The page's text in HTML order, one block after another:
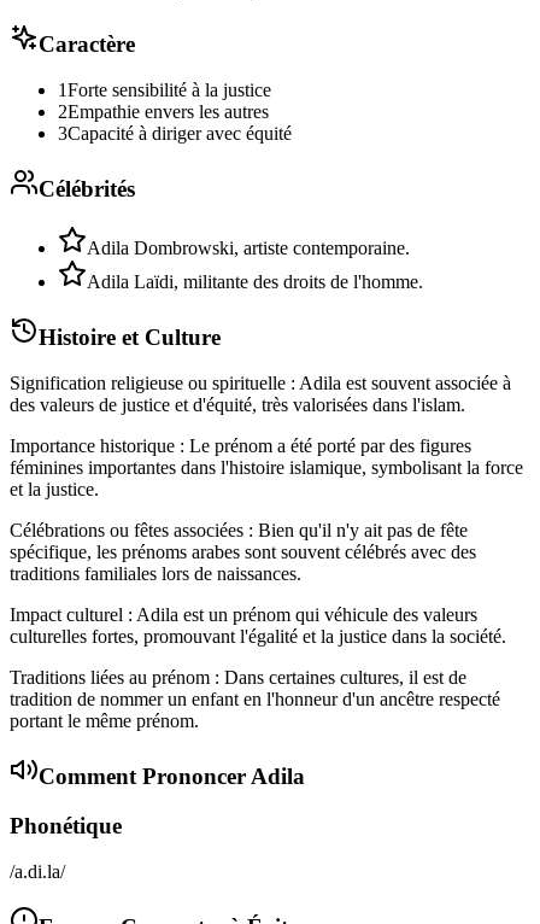
Caractère
1Forte sensibilité à la justice
2Empathie envers les autres
3Capacité à diriger avec équité
Célébrités
Adila Dombrowski, artiste contemporaine.
Adila Laïdi, militante des droits de l'homme.
Histoire et Culture
Signification religieuse ou spirituelle : Adila est souvent associée à
des valeurs de justice et d'équité, très valorisées dans l'islam.
Importance historique : Le prénom a été porté par des figures
féminines importantes dans l'histoire islamique, symbolisant la force
et la justice.
Célébrations ou fêtes associées : Bien qu'il n'y ait pas de fête
spécifique, les prénoms arabes sont souvent célébrés avec des
traditions familiales lors de naissances.
Impact culturel : Adila est un prénom qui véhicule des valeurs
culturelles fortes, promouvant l'égalité et la justice dans la société.
Traditions liées au prénom : Dans certaines cultures, il est de
tradition de nommer un enfant en l'honneur d'un ancêtre respecté
portant le même prénom.
Comment Prononcer Adila
Phonétique
/a.di.la/